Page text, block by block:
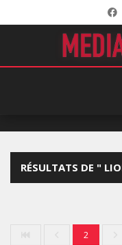
RÉSULTATS DE "
2